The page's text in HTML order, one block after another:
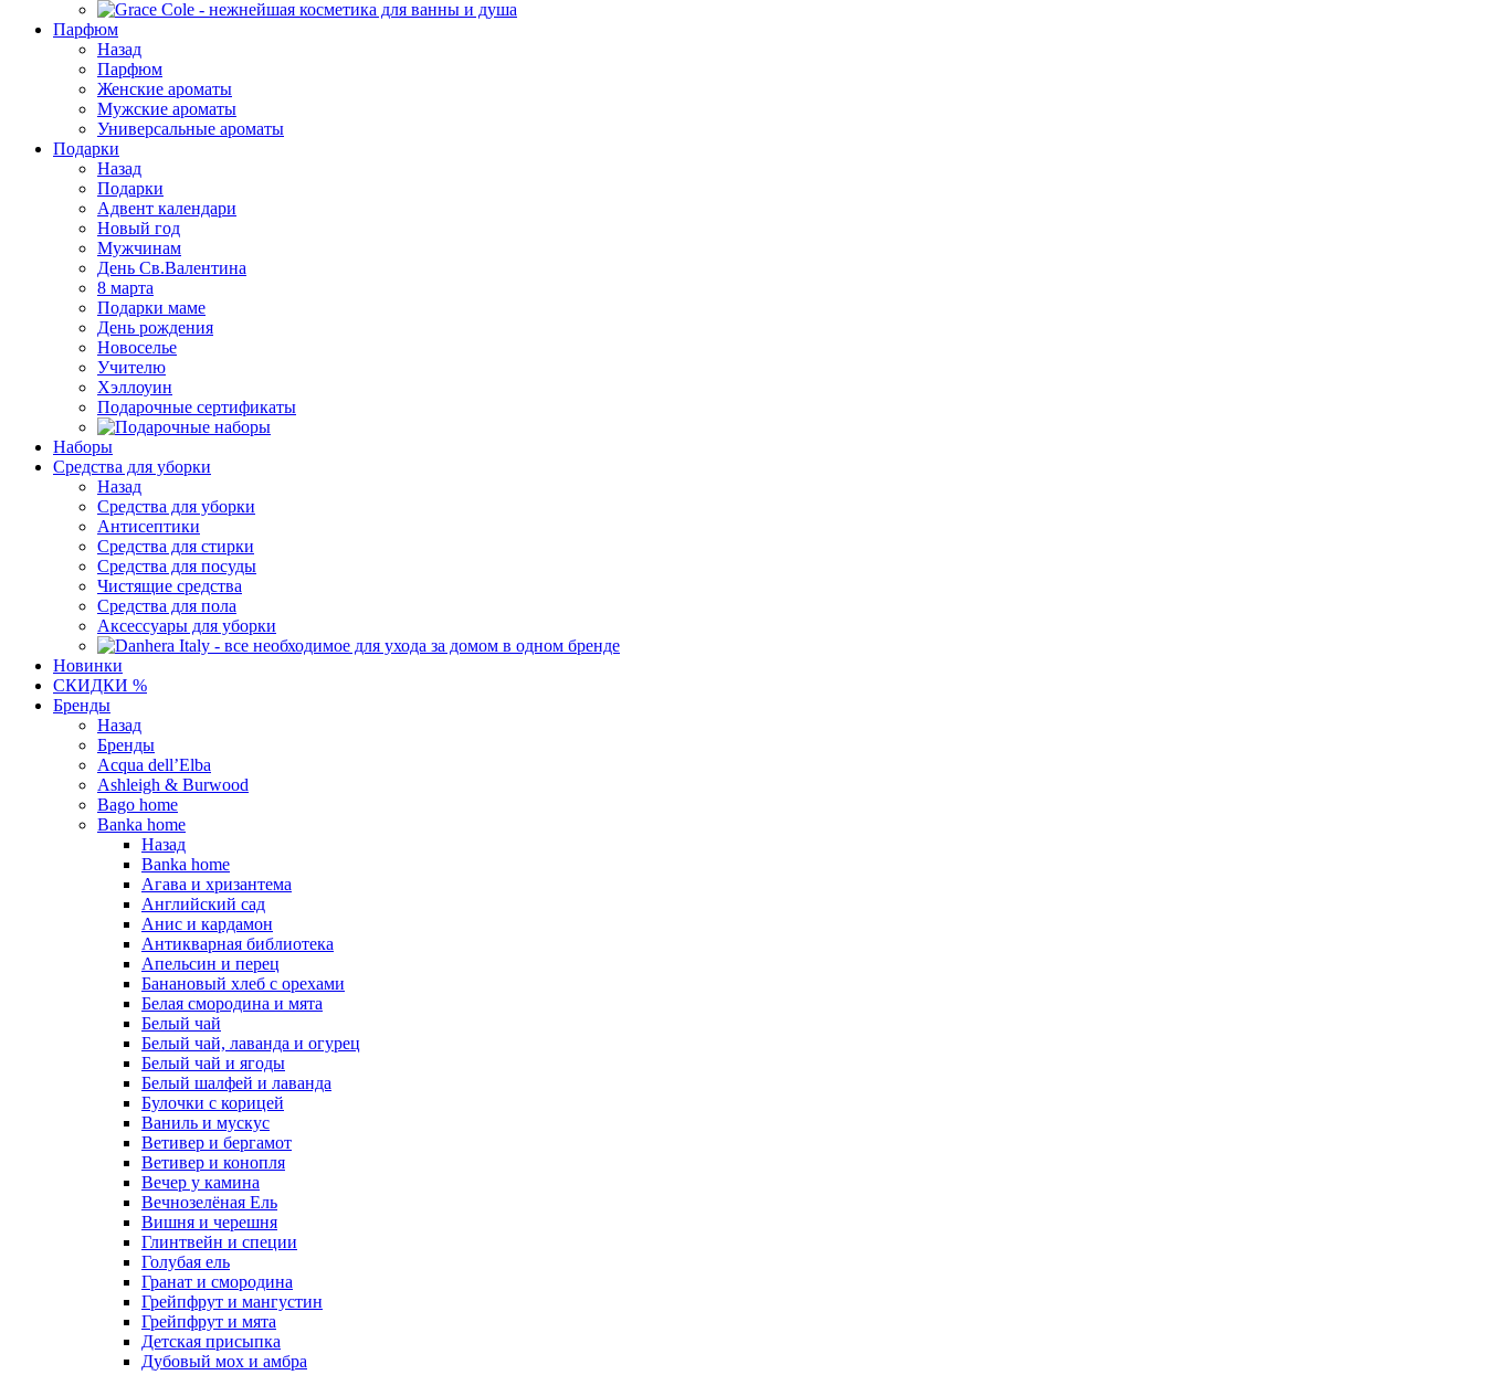
Парфюм
Назад
Парфюм
Женские ароматы
Мужские ароматы
Универсальные ароматы
Подарки
Назад
Подарки
Адвент календари
Новый год
Мужчинам
День Св.Валентина
8 марта
Подарки маме
День рождения
Новоселье
Учителю
Хэллоуин
Подарочные сертификаты
Наборы
Средства для уборки
Назад
Средства для уборки
Антисептики
Средства для стирки
Средства для посуды
Чистящие средства
Средства для пола
Аксессуары для уборки
Новинки
СКИДКИ %
Бренды
Назад
Бренды
Acqua dell’Elba
Ashleigh & Burwood
Bago home
Banka home
Назад
Banka home
Агава и хризантема
Английский сад
Анис и кардамон
Антикварная библиотека
Апельсин и перец
Банановый хлеб с орехами
Белая смородина и мята
Белый чай
Белый чай, лаванда и огурец
Белый чай и ягоды
Белый шалфей и лаванда
Булочки с корицей
Ваниль и мускус
Ветивер и бергамот
Ветивер и конопля
Вечер у камина
Вечнозелёная Ель
Вишня и черешня
Глинтвейн и специи
Голубая ель
Гранат и смородина
Грейпфрут и мангустин
Грейпфрут и мята
Детская присыпка
Дубовый мох и амбра